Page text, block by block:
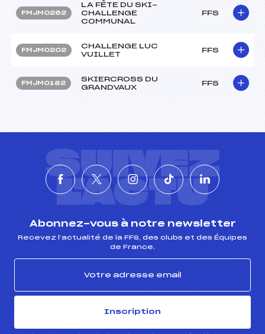
FMJM0262
LA FÊTE DU SKI-
CHALLENGE
COMMUNAL
FFS
FMJM0202
CHALLENGE LUC
VUILLET
FFS
FMJM0182
SKIERCROSS DU
GRANDVAUX
FFS
SUIVEZ
L'ACTU
Abonnez-vous à notre newsletter
Recevez l’actualité de la FFS, des clubs et des Équipes
de France.
Inscription